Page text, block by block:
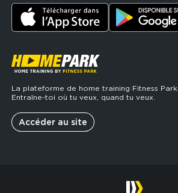
La plateforme de home training Fitness Park.
Entraîne-toi où tu veux, quand tu veux.
Accéder au site